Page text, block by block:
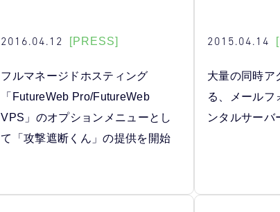
2016.04.12 [PRESS]
フルマネージドホスティング
「FutureWeb Pro/FutureWeb
VPS」のオプションメニューとし
て「攻撃遮断くん」の提供を開始
2015.04.14
大量の同時ア
る、メールフ
ンタルサーバ